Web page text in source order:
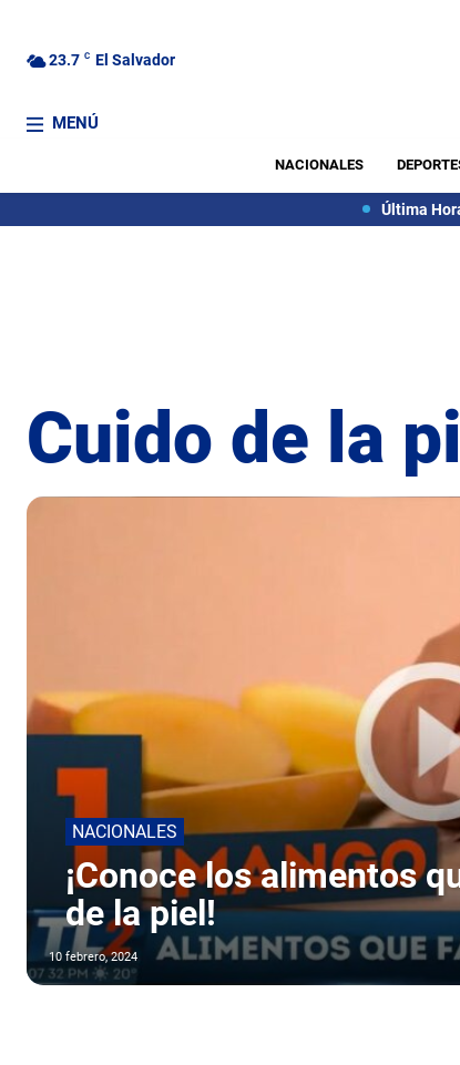
23.7 C El Salvador
MENÚ
NACIONALES
Última
Cuido de la
NACIONALES
¡Conoce los alimentos
de la piel!
10 febrero, 2024